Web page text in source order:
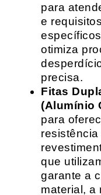
para
e
otimiza
precisa.
Fitas
(Alumínio
para
que
garante a
material, a